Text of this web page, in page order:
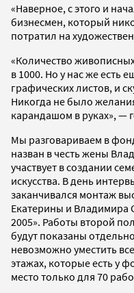
«Наверное, с этого и
бизнесмен, который
потратил на
«Количество
в 1000. Но у нас же есть
графических листов, и
Никогда не было
карандашом в руках», —
Мы разговариваем в
назван в честь жены
участвует в создании
искусства. В день
заканчивался монтаж
Екатерины и Владимира
2005». Работы второй
будут показаны
невозможно уместить
этажах, которые есть у
место только для 70